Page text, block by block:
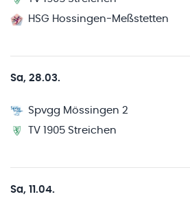
HSG Hossingen-Meßstetten
Sa, 28.03.
Spvgg Mössingen 2
TV 1905 Streichen
Sa, 11.04.